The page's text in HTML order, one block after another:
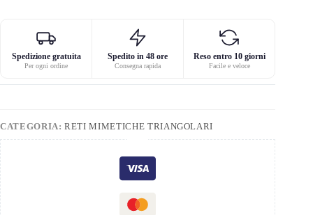
Spedizione gratuita
Per ogni ordine
Spedito in 48 ore
Consegna rapida
Reso entro 10 giorni
Facile e veloce
CATEGORIA:RETI MIMETICHE TRIANGOLARI